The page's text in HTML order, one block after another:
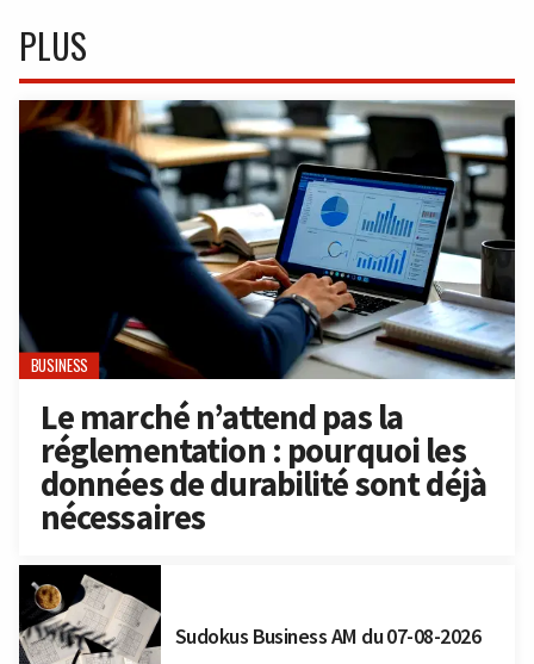
PLUS
BUSINESS
Le marché n’attend pas la
réglementation : pourquoi les
données de durabilité sont déjà
nécessaires
Sudokus Business AM du 07-08-2026